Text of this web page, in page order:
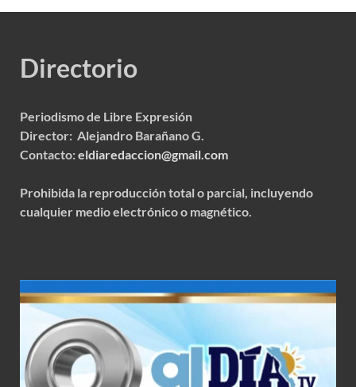
Directorio
Periodismo de Libre Expresión
Director: Alejandro Barañano G.
Contacto:eldiaredaccion@gmail.com
Prohibida la reproducción total o parcial, incluyendo
cualquier medio electrónico o magnético.